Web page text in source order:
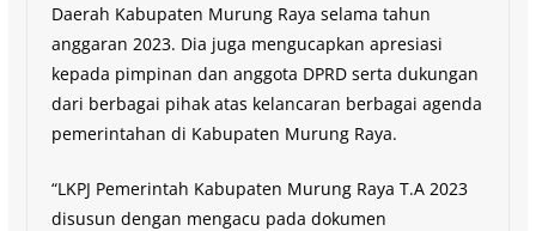
Daerah Kabupaten Murung Raya selama tahun
anggaran 2023. Dia juga mengucapkan apresiasi
kepada pimpinan dan anggota DPRD serta dukungan
dari berbagai pihak atas kelancaran berbagai agenda
pemerintahan di Kabupaten Murung Raya.
“LKPJ Pemerintah Kabupaten Murung Raya T.A 2023
disusun dengan mengacu pada dokumen